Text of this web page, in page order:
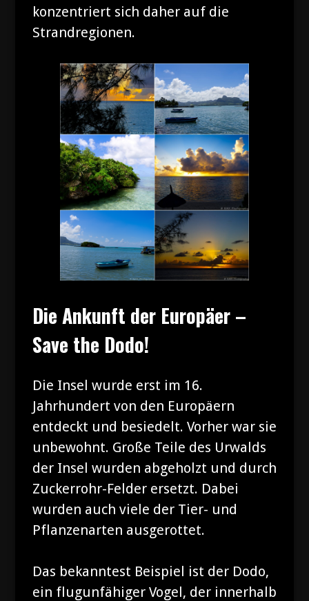
konzentriert sich daher auf die
Strandregionen.
Die Ankunft der Europäer –
Save the Dodo!
Die Insel wurde erst im 16.
Jahrhundert von den Europäern
entdeckt und besiedelt. Vorher war sie
unbewohnt. Große Teile des Urwalds
der Insel wurden abgeholzt und durch
Zuckerrohr-Felder ersetzt. Dabei
wurden auch viele der Tier- und
Pflanzenarten ausgerottet.
Das bekanntest Beispiel ist der Dodo,
ein flugunfähiger Vogel, der innerhalb